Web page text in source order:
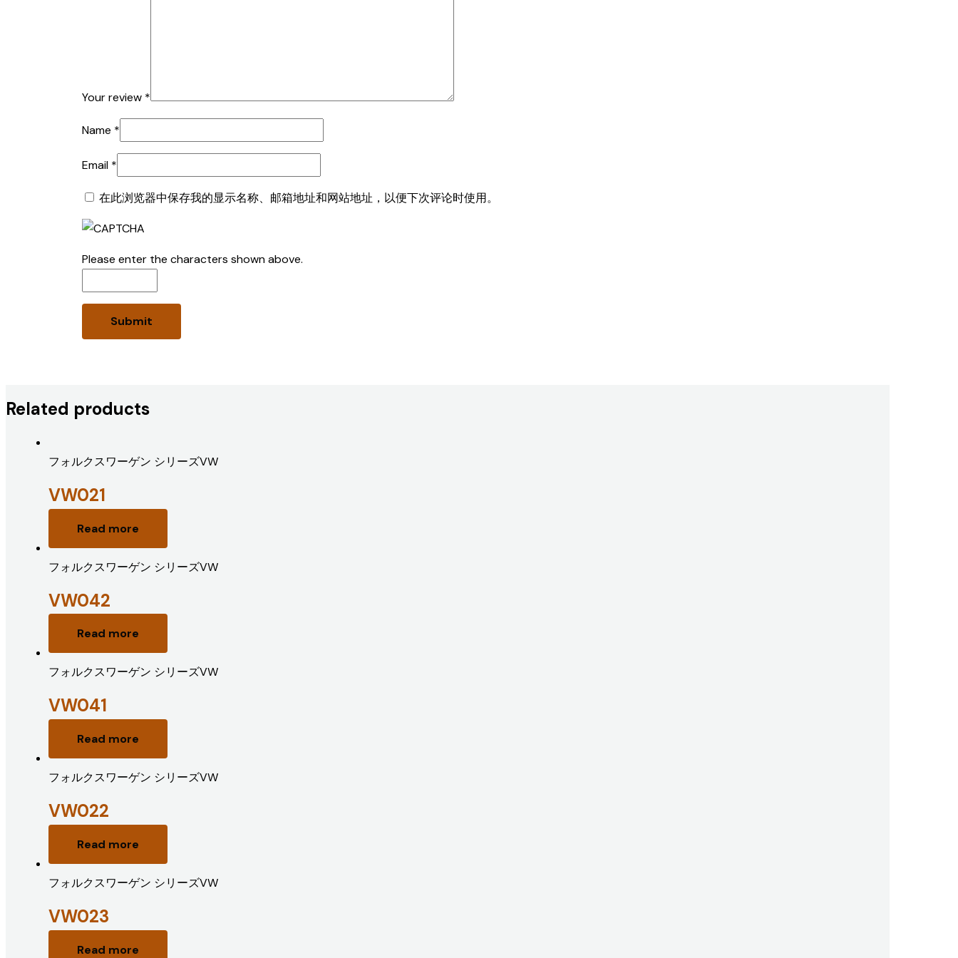
Your review *
Name *
Email *
在此浏览器中保存我的显示名称、邮箱地址和网站地址，以便下次评论时使用。
Please enter the characters shown above.
Related products
フォルクスワーゲン シリーズVW
VW021
Read more
フォルクスワーゲン シリーズVW
VW042
Read more
フォルクスワーゲン シリーズVW
VW041
Read more
フォルクスワーゲン シリーズVW
VW022
Read more
フォルクスワーゲン シリーズVW
VW023
Read more